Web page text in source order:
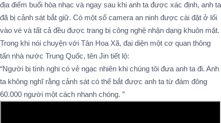
địa điểm buổi hòa nhạc và ngay sau khi anh ta được xác định, anh ta
đã bị cảnh sát bắt giữ. Có một số camera an ninh được cài đặt ở lối
vào vé và tất cả đều được trang bị công nghệ nhận dạng khuôn mặt.
Trong khi nói chuyện với Tân Hoa Xã, đại diện một cơ quan thông
tấn nhà nước Trung Quốc, tên Jin tiết lộ:
“Người bị tình nghi có vẻ ngạc nhiên khi chúng tôi đưa anh ta đi. Anh
ta không nghĩ rằng cảnh sát có thể bắt được anh ta từ đám đông
60.000 người một cách nhanh chóng. ”